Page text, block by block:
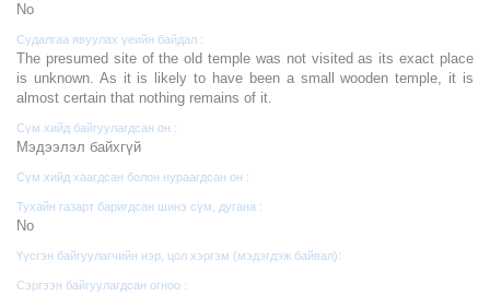
No
Судалгаа явуулах үеийн байдал :
The presumed site of the old temple was not visited as its exact place
is unknown. As it is likely to have been a small wooden temple, it is
almost certain that nothing remains of it.
Сүм хийд байгуулагдсан он :
Мэдээлэл байхгүй
Сүм хийд хаагдсан болон нураагдсан он :
Тухайн газарт баригдсан шинэ сүм, дугана :
No
Үүсгэн байгуулагчийн нэр, цол хэргэм (мэдэгдэж байвал):
Сэргээн байгуулагдсан огноо :